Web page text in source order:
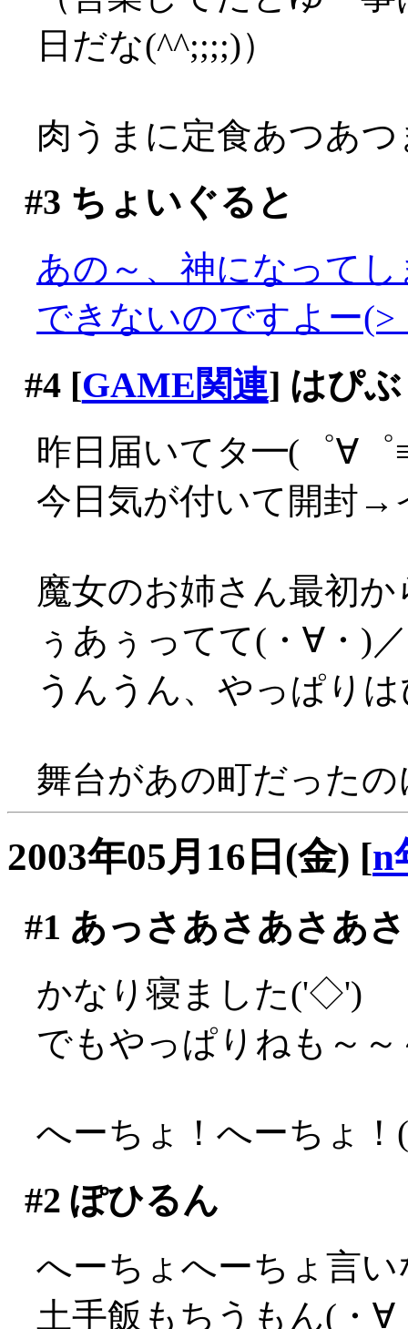
日だな(^^;;;;)）
肉うまに定食あつあ
#3 ちょいぐると
あの～、神になって
できないのですよー
#4[GAME関連] はぴ
昨日届いてタ━(゜∀
今日気が付いて開封
魔女のお姉さん最初
ぅあぅってて(・∀・)
うんうん、やっぱり
舞台があの町だった
2003年05月16日(金) [n
#1 あっさあさあさあ
かなり寝ました('◇')ゞ
でもやっぱりねも～
へーちょ！へーちょ！
#2 ぽひるん
へーちょへーちょ言
土手飯もちうもん(・